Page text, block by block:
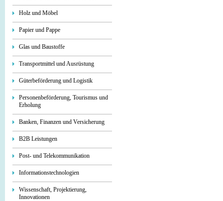
Holz und Möbel
Papier und Pappe
Glas und Baustoffe
Transportmittel und Ausrüstung
Güterbeförderung und Logistik
Personenbeförderung, Tourismus und
Erholung
Banken, Finanzen und Versicherung
B2B Leistungen
Post- und Telekommunikation
Informationstechnologien
Wissenschaft, Projektierung,
Innovationen